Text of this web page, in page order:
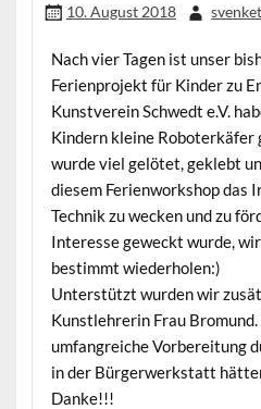
10. August 2018
Nach vier Tagen ist unser
Ferienprojekt für Kinder zu
Kunstverein Schwedt e.V.
Kindern kleine Roboterkäfer
wurde viel gelötet, geklebt
diesem Ferienworkshop das
Technik zu wecken und zu
Interesse geweckt wurde,
bestimmt wiederholen:)
Unterstützt wurden wir
Kunstlehrerin Frau Bromund.
umfangreiche Vorbereitung
in der Bürgerwerkstatt
Danke!!!